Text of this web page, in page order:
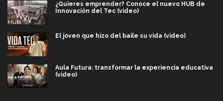
¿Quieres emprender? Conoce el nuevo HUB de
Innovación del Tec (video)
El joven que hizo del baile su vida (video)
Aula Futura: transformar la experiencia educativa
(video)